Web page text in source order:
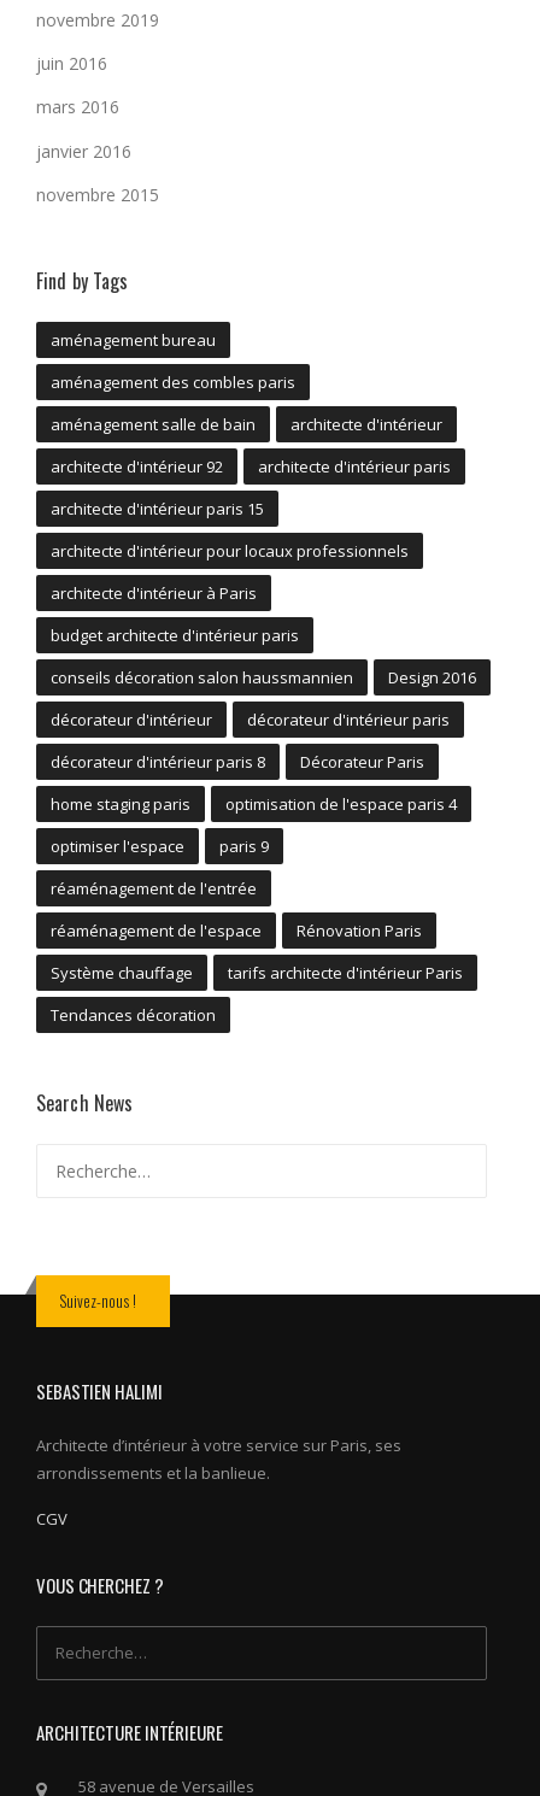
novembre 2019
juin 2016
mars 2016
janvier 2016
novembre 2015
Find by Tags
aménagement bureau
aménagement des combles paris
aménagement salle de bain
architecte d'intérieur
architecte d'intérieur 92
architecte d'intérieur paris
architecte d'intérieur paris 15
architecte d'intérieur pour locaux professionnels
architecte d'intérieur à Paris
budget architecte d'intérieur paris
conseils décoration salon haussmannien
Design 2016
décorateur d'intérieur
décorateur d'intérieur paris
décorateur d'intérieur paris 8
Décorateur Paris
home staging paris
optimisation de l'espace paris 4
optimiser l'espace
paris 9
réaménagement de l'entrée
réaménagement de l'espace
Rénovation Paris
Système chauffage
tarifs architecte d'intérieur Paris
Tendances décoration
Search News
Suivez-nous !
SEBASTIEN HALIMI
Architecte d’intérieur à votre service sur Paris, ses
arrondissements et la banlieue.
CGV
VOUS CHERCHEZ ?
ARCHITECTURE INTÉRIEURE
58 avenue de Versailles